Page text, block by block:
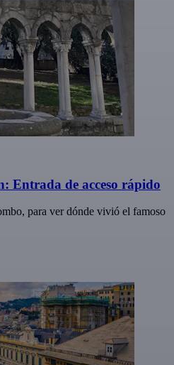
Entrada de acceso rápido
para ver dónde vivió el famoso